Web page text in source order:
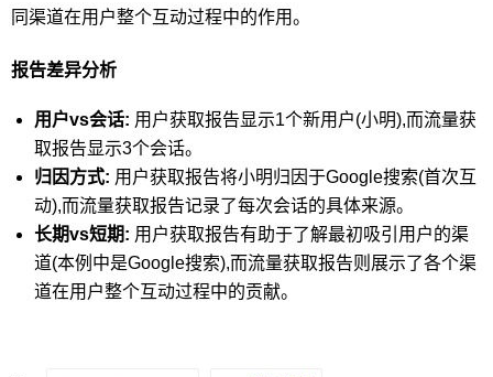
同渠道在用户整个互动过程中的作用。
报告差异分析
用户vs会话: 用户获取报告显示1个新用户(小明),而流量获
取报告显示3个会话。
归因方式: 用户获取报告将小明归因于Google搜索(首次互
动),而流量获取报告记录了每次会话的具体来源。
长期vs短期: 用户获取报告有助于了解最初吸引用户的渠
道(本例中是Google搜索),而流量获取报告则展示了各个渠
道在用户整个互动过程中的贡献。